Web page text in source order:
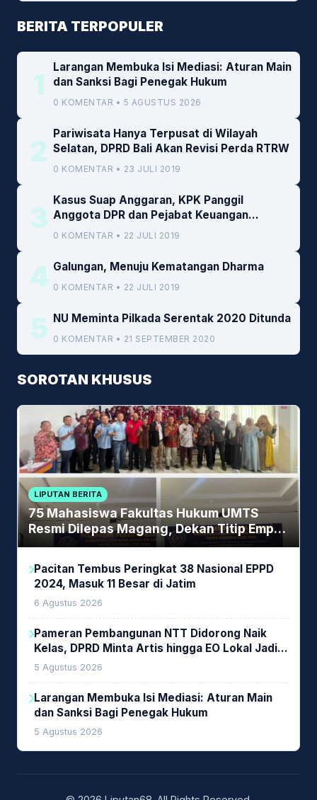
BERITA TERPOPULER
1
Larangan Membuka Isi Mediasi: Aturan Main
dan Sanksi Bagi Penegak Hukum
0 KOMENTAR • 5 AGUSTUS 2026
2
Pariwisata Hanya Terpusat di Wilayah
Selatan, DPRD Bali Akan Revisi Perda RTRW
0 KOMENTAR • 23 JULI 2019
3
Kasus Suap Anggaran, KPK Panggil
Anggota DPR dan Pejabat Keuangan
Kemenkeu
0 KOMENTAR • 22 JULI 2019
4 Galungan, Menuju Kematangan Dharma
0 KOMENTAR • 22 JULI 2019
5 NU Meminta Pilkada Serentak 2020 Ditunda
0 KOMENTAR • 21 SEPTEMBER 2020
SOROTAN KHUSUS
LIPUTAN BERITA
75 Mahasiswa Fakultas Hukum UMTS
Resmi Dilepas Magang, Dekan Titip Empat
Pesan Penting
Pacitan Tembus Peringkat 38 Nasional EPPD
2024, Masuk 11 Besar di Jatim
6 Agustus 2026
Pameran Pembangunan NTT Didorong Naik
Kelas, DPRD Minta Artis hingga EO Lokal Jadi
Prioritas
5 Agustus 2026
Larangan Membuka Isi Mediasi: Aturan Main
dan Sanksi Bagi Penegak Hukum
5 Agustus 2026